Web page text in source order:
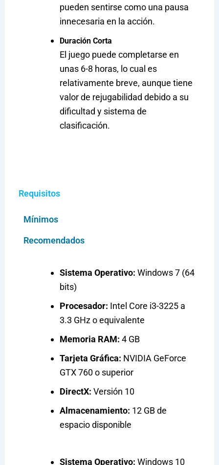
pueden sentirse como una pausa
innecesaria en la acción.
Duración Corta
El juego puede completarse en
unas 6-8 horas, lo cual es
relativamente breve, aunque tiene
valor de rejugabilidad debido a su
dificultad y sistema de
clasificación.
Requisitos
Mínimos
Recomendados
Sistema Operativo: Windows 7 (64
bits)
Procesador: Intel Core i3-3225 a
3.3 GHz o equivalente
Memoria RAM: 4 GB
Tarjeta Gráfica: NVIDIA GeForce
GTX 760 o superior
DirectX: Versión 10
Almacenamiento: 12 GB de
espacio disponible
Sistema Operativo: Windows 10